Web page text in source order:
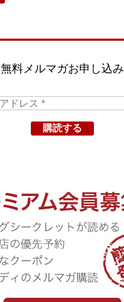
無料メルマガお申し込み